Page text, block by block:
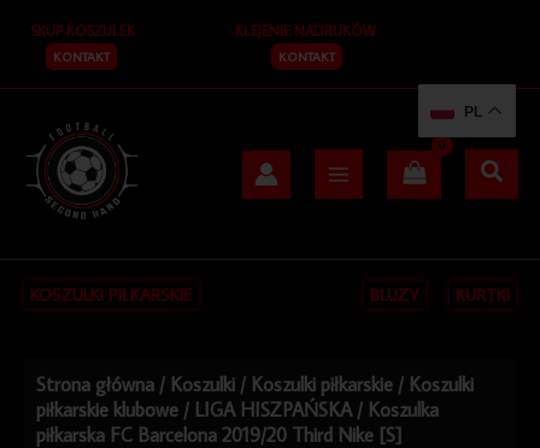
treści
SKUP KOSZULEK
KONTAKT
KLEJENIE NADRUKÓW
KONTAKT
KOSZULKI PIŁKARSKIE BLUZY KURTKI
Strona główna / Koszulki / Koszulki piłkarskie / Koszulki
piłkarskie klubowe / LIGA HISZPAŃSKA / Koszulka
piłkarska FC Barcelona 2019/20 Third Nike [S]
PL